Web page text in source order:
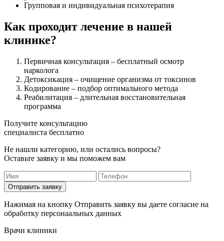
Групповая и индивидуальная психотерапия
Как проходит лечение в нашей
клинике?
Первичная консультация – бесплатный осмотр
нарколога
Детоксикация – очищение организма от токсинов
Кодирование – подбор оптимального метода
Реабилитация – длительная восстановительная
программа
Получите консультацию
специалиста бесплатно
Не нашли категорию, или остались вопросы?
Оставьте заявку и мы поможем вам
Отправить заявку
Нажимая на кнопку Отправить заявку вы даете согласие на
обработку персонаальных данных
Врачи клиники